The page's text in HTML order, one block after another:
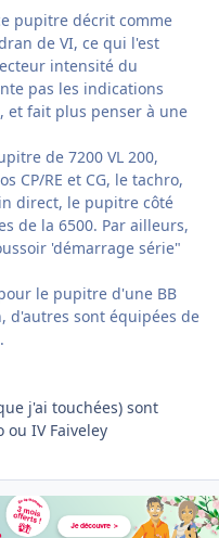
pupitre décrit comme
de VI, ce qui l'est
intensité du
pas les indications
et fait plus penser à une
de 7200 VL 200,
CP/RE et CG, le tachro,
direct, le pupitre côté
de la 6500. Par ailleurs,
'démarrage série"
le pupitre d'une BB
d'autres sont équipées de
j'ai touchées) sont
ou IV Faiveley